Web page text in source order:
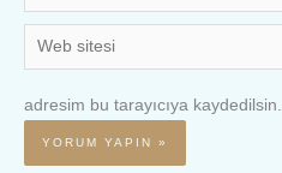
Posta
Web
sitesi
adresim bu tarayıcıya kaydedilsin.